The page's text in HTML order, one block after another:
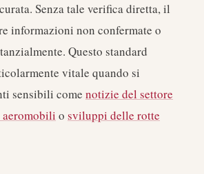
Senza tale verifica diretta, il
informazioni non confermate o
Questo standard
vitale quando si
sensibili come notizie del settore
aeromobili o sviluppi delle rotte